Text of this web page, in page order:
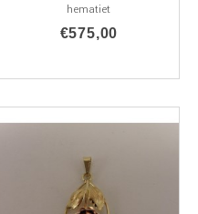
hematiet
€575,00